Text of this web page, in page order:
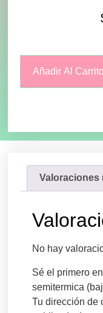
Añadir Al Carrito
Valoraciones
No hay
Sé el primero
semitermica
Tu dirección de